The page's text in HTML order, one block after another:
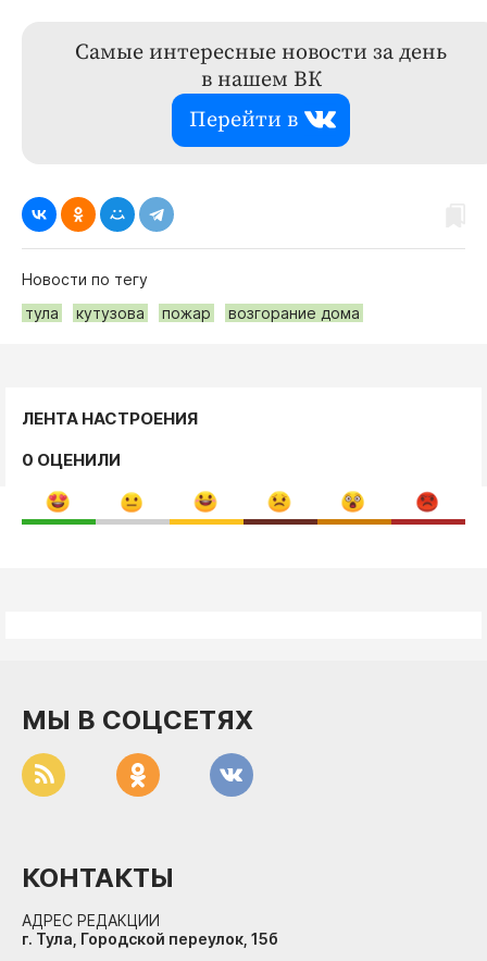
Самые интересные новости за день
в нашем ВК
Перейти в
Новости по тегу
тула
кутузова пожар возгорание дома
ЛЕНТА НАСТРОЕНИЯ
0 ОЦЕНИЛИ
МЫ В СОЦСЕТЯХ
КОНТАКТЫ
АДРЕС РЕДАКЦИИ
г. Тула, Городской переулок, 15б